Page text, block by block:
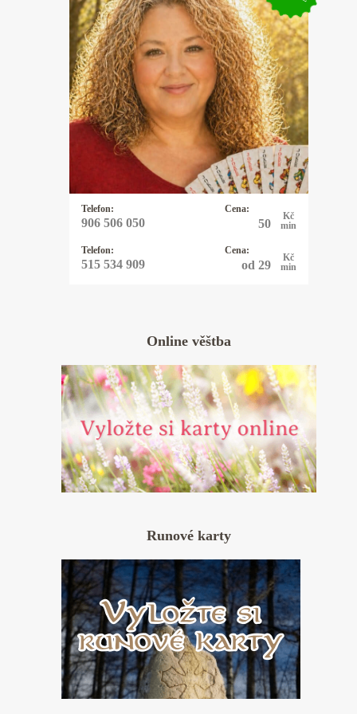
Telefon:
906 506 050
Cena:
50
Kč
min
Telefon:
515 534 909
Cena:
od 29
Kč
min
Kartářka Jeninka
Karty se naučila jako malá ve své
rodině. Používá stoletý rakousko-
uherský balíček tzv. cikánek a k tomu
Rider-Waite_Smith tarot. Má čtyřicet
let zkušeností. Vykládá i poselství
těžkých nebo opakujících se snů.
Hlásí se k etickému monoteismu.
Miluje příběhy, stromy, psy a kočky.
Online věštba
Runové karty